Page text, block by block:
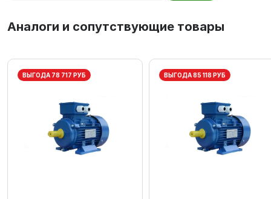
Аналоги и сопутствующие товары
ВЫГОДА 78 717 РУБ ВЫГОДА 85 118 РУБ